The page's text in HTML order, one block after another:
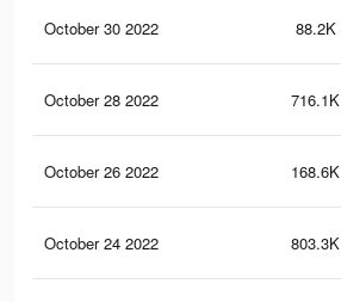
October 30 2022 88.2K
October 28 2022 716.1K
October 26 2022 168.6K
October 24 2022 803.3K